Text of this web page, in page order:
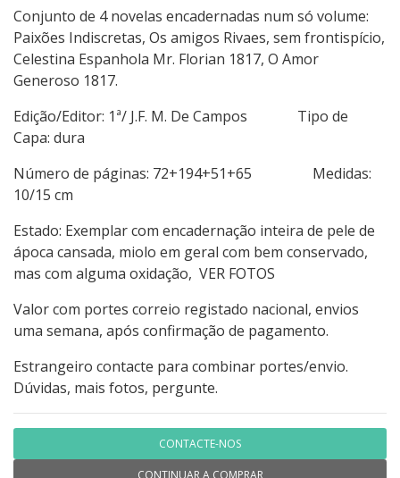
Conjunto de 4 novelas encadernadas num só volume:
Paixões Indiscretas, Os amigos Rivaes, sem frontispício,
Celestina Espanhola Mr. Florian 1817, O Amor
Generoso 1817.
Edição/Editor: 1ª/ J.F. M. De Campos Tipo de
Capa: dura
Número de páginas: 72+194+51+65 Medidas:
10/15 cm
Estado: Exemplar com encadernação inteira de pele de
ápoca cansada, miolo em geral com bem conservado,
mas com alguma oxidação, VER FOTOS
Valor com portes correio registado nacional, envios
uma semana, após confirmação de pagamento.
Estrangeiro contacte para combinar portes/envio.
Dúvidas, mais fotos, pergunte.
CONTACTE-NOS
CONTINUAR A COMPRAR